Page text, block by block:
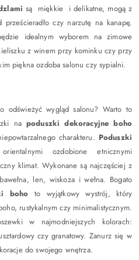
są miękkie i delikatne, mogą z
prześcieradło czy narzutę na kanapę.
idealnym wyborem na zimowe
z winem przy kominku czy przy
piękna ozdoba salonu czy sypialni.
odświeżyć wygląd salonu? Warto to
napoduszki dekoracyjne boho
charakteru. Poduszki
ozdobione etnicznymi
klimat. Wykonane są najczęściej z
len, wiskoza i wełna. Bogato
boho to wyjątkowy wystrój, który
rustykalnym czy minimalistycznym.
w najmodniejszych kolorach:
czy granatowy. Zanurz się w
do swojego wnętrza.